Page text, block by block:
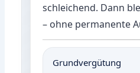
schleichend. Dann
– ohne permanente
Grundvergütung